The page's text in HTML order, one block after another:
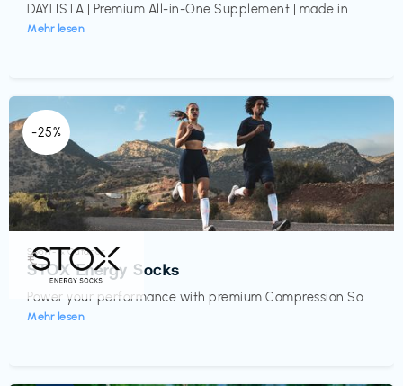
DAYLISTA | Premium All-in-One Supplement | made in...
Mehr lesen
-25%
Sport- & Outdoor
STOX Energy Socks
Power your performance with premium Compression So...
Mehr lesen
€‎